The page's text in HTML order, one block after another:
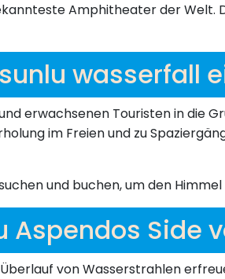
Amphitheater der Welt.
wasserfall
erwachsenen Touristen in die
im Freien und zu
und buchen, um den Himmel
Aspendos Side
von Wasserstrahlen